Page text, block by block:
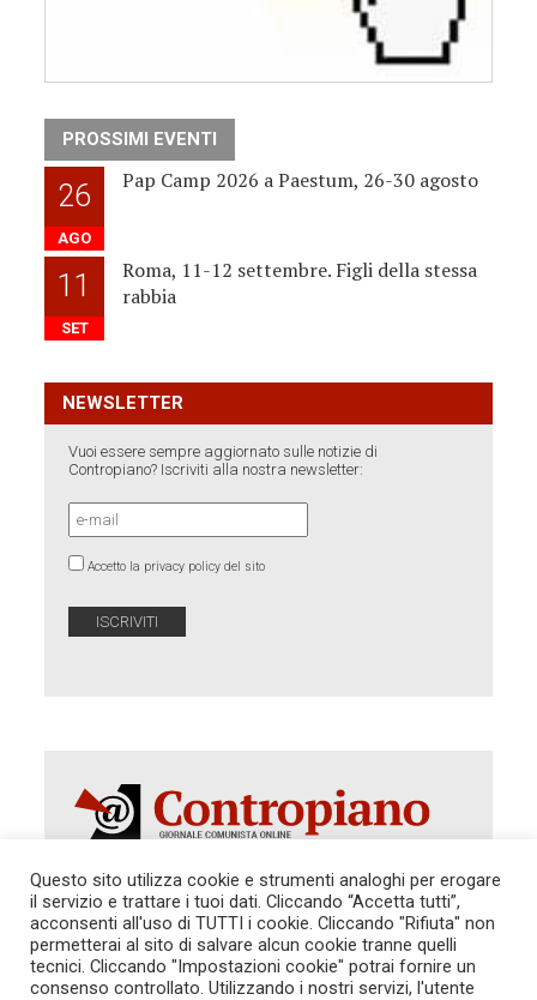
PROSSIMI EVENTI
26
AGO
Pap Camp 2026 a Paestum, 26-30 agosto
11
SET
Roma, 11-12 settembre. Figli della stessa
rabbia
NEWSLETTER
Vuoi essere sempre aggiornato sulle notizie di
Contropiano? Iscriviti alla nostra newsletter:
Accetto la privacy policy del sito
Autorizzazione del Tribunale di Roma 286 del 31
dicembre 2014. Direttore Responsabile: Sergio
Cararo. Indirizzo: V.Casalbruciato 27- sc. B - 00159
Roma -
Questo sito utilizza cookie e strumenti analoghi per erogare
il servizio e trattare i tuoi dati. Cliccando “Accetta tutti”,
acconsenti all'uso di TUTTI i cookie. Cliccando "Rifiuta" non
permetterai al sito di salvare alcun cookie tranne quelli
tecnici. Cliccando "Impostazioni cookie" potrai fornire un
consenso controllato. Utilizzando i nostri servizi, l'utente